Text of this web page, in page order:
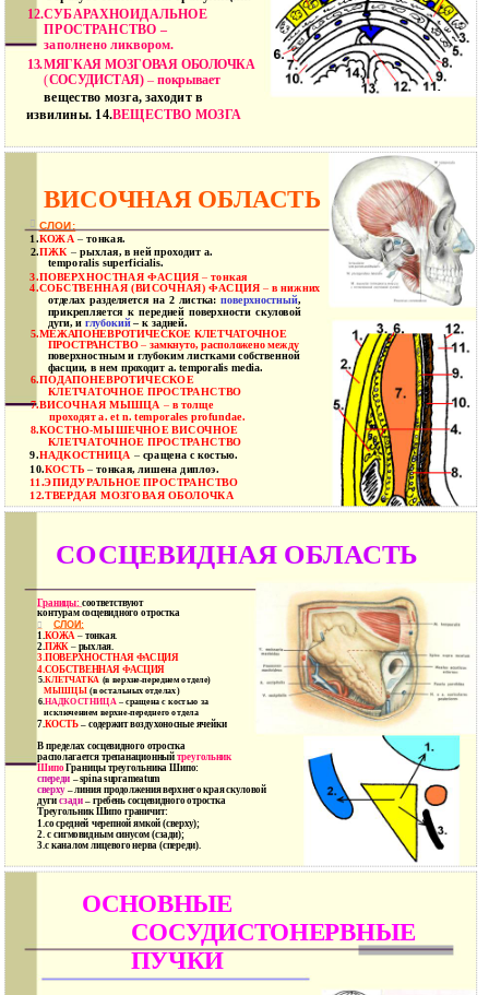
12.СУБАРАХНОИДАЛЬНОЕ
ПРОСТРАНСТВО –
заполнено ликвором.
13.МЯГКАЯ МОЗГОВАЯ ОБОЛОЧКА
(СОСУДИСТАЯ) – покрывает
вещество мозга, заходит в
извилины. 14.ВЕЩЕСТВО МОЗГА
ВИСОЧНАЯ ОБЛАСТЬ
 СЛОИ:
1.КОЖА–тонкая.
2.ПЖК – рыхлая, в ней проходит a.
temporalis superficialis.
3.ПОВЕРХНОСТНАЯ ФАСЦИЯ–тонкая
4.СОБСТВЕННАЯ (ВИСОЧНАЯ) ФАСЦИЯ–в нижних
отделах разделяется на 2 листка:поверхностный,
прикрепляется к передней поверхности скуловой
дуги, и глубокий– к задней.
5.МЕЖАПОНЕВРОТИЧЕСКОЕ КЛЕТЧАТОЧНОЕ
ПРОСТРАНСТВО– замкнуто, расположено между
поверхностным и глубоким листками собственной
фасции, в нем проходит a. temporalis media.
6.ПОДАПОНЕВРОТИЧЕСКОЕ
КЛЕТЧАТОЧНОЕ ПРОСТРАНСТВО
7.ВИСОЧНАЯ МЫШЦА – в толще
проходят a. et n. temporales profundae.
8.КОСТНО-МЫШЕЧНОЕ ВИСОЧНОЕ
КЛЕТЧАТОЧНОЕ ПРОСТРАНСТВО
9.НАДКОСТНИЦА – сращена с костью.
10.КОСТЬ–тонкая, лишена диплоэ.
11.ЭПИДУРАЛЬНОЕ ПРОСТРАНСТВО
12.ТВЕРДАЯ МОЗГОВАЯ ОБОЛОЧКА
СОСЦЕВИДНАЯ ОБЛАСТЬ
Границы:соответствуют
контурам сосцевидного отростка
 СЛОИ:
1.КОЖА– тонкая.
2.ПЖК – рыхлая.
3.ПОВЕРХНОСТНАЯ ФАСЦИЯ
4. СОБСТВЕННАЯ ФАСЦИЯ
5.КЛЕТЧАТКА (в верхне-переднем отделе)
МЫШЦЫ (в остальных отделах)
6.НАДКОСТНИЦА – сращена с костью за
исключением верхне-переднего отдела
7.КОСТЬ– содержит воздухоносные ячейки
В пределах сосцевидного отростка
располагается трепанационныйтреугольник
ШипоГраницы треугольника Шипо:
спереди – spina suprameatum
сверху – линия продолжения верхнего края скуловой
дугисзади – гребень сосцевидного отростка
Треугольник Шипо граничит:
1.со средней черепной ямкой (сверху);
2. с сигмовидным синусом (сзади);
3.с каналом лицевого нерва (спереди).
ОСНОВНЫЕ
СОСУДИСТОНЕРВНЫЕ
ПУЧКИ